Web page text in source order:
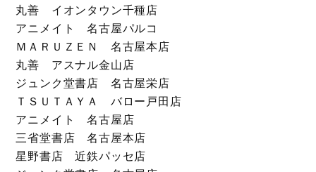
丸善 イオンタウン千種店
アニメイト 名古屋パルコ
ＭＡＲＵＺＥＮ 名古屋本店
丸善 アスナル金山店
ジュンク堂書店 名古屋栄店
ＴＳＵＴＡＹＡ バロー戸田店
アニメイト 名古屋店
三省堂書店 名古屋本店
星野書店 近鉄パッセ店